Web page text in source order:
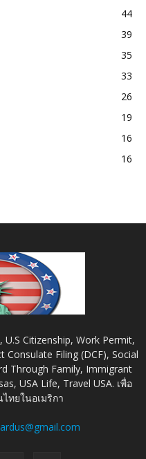
44
39
35
33
26
19
16
16
Citizenship, Work Permit,
Consulate Filing (DCF), Social
Through Family, Immigrant
USA Life, Travel USA. เพื่อ
ทยในอเมริกา